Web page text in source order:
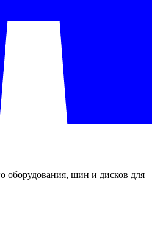
оборудования, шин и дисков для